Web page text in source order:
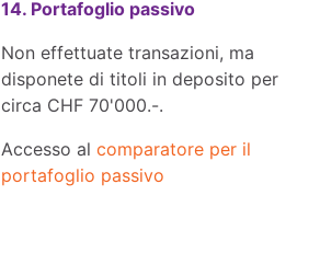
14. Portafoglio passivo
Non effettuate transazioni, ma
disponete di titoli in deposito per
circa CHF 70'000.-.
Accesso al comparatore per il
portafoglio passivo